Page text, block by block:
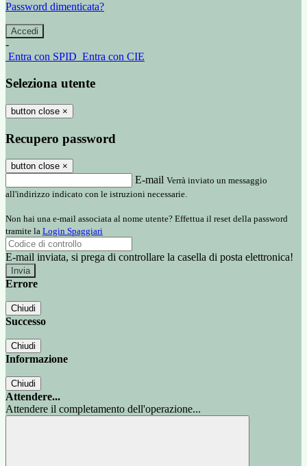
Password dimenticata?
-
Entra con SPID Entra con CIE
Seleziona utente
button close ×
Recupero password
button close ×
E-mail Verrà inviato un messaggio
all'indirizzo indicato con le istruzioni necessarie.
Non hai una e-mail associata al nome utente? Effettua il reset della password
tramite la Login Spaggiari
E-mail inviata, si prega di controllare la casella di posta elettronica!
Errore
Chiudi
Successo
Chiudi
Informazione
Chiudi
Attendere...
Attendere il completamento dell'operazione...